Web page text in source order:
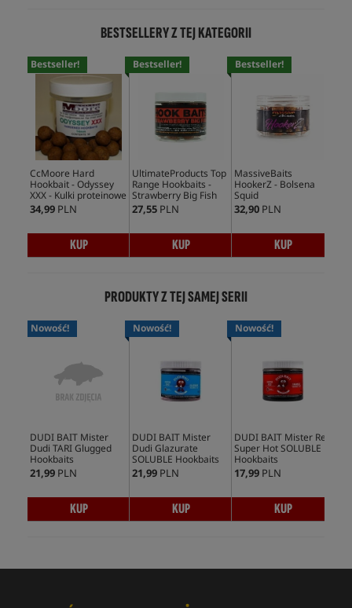
BESTSELLERY Z TEJ KATEGORII
Bestseller!
CcMoore Hard
Hookbait - Odyssey
XXX - Kulki proteinowe
34,99 PLN
KUP
Bestseller!
UltimateProducts Top
Range Hookbaits -
Strawberry Big Fish
27,55 PLN
KUP
Bestseller!
MassiveBaits
HookerZ - Bolsena
Squid
32,90 PLN
KUP
PRODUKTY Z TEJ SAMEJ SERII
Nowość!
DUDI BAIT Mister
Dudi TARI Glugged
Hookbaits
21,99 PLN
KUP
Nowość!
DUDI BAIT Mister
Dudi Glazurate
SOLUBLE Hookbaits
21,99 PLN
KUP
Nowość!
DUDI BAIT Mister Red
Super Hot SOLUBLE
Hookbaits
17,99 PLN
KUP